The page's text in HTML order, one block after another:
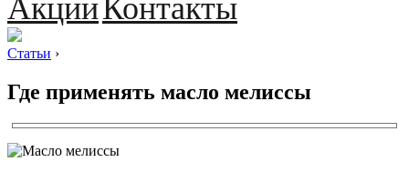
АкцииКонтакты
Статьи ›
Где применять масло мелиссы